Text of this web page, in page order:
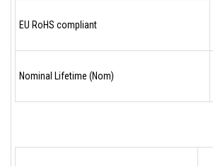
EU RoHS compliant
Nominal Lifetime (Nom)